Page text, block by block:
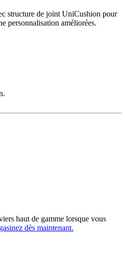
structure de joint UniCushion pour
personnalisation améliorées.
haut de gamme lorsque vous
dès maintenant.